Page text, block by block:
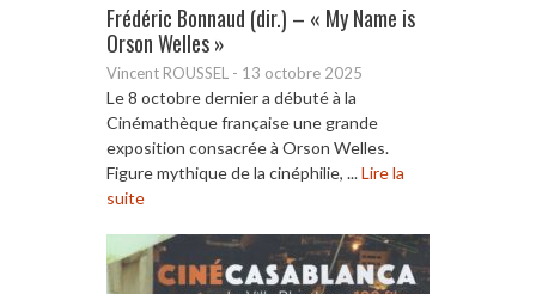
Frédéric Bonnaud (dir.) – « My Name is
Orson Welles »
Vincent ROUSSEL - 13 octobre 2025
Le 8 octobre dernier a débuté à la
Cinémathèque française une grande
exposition consacrée à Orson Welles.
Figure mythique de la cinéphilie, ...Lire la
suite